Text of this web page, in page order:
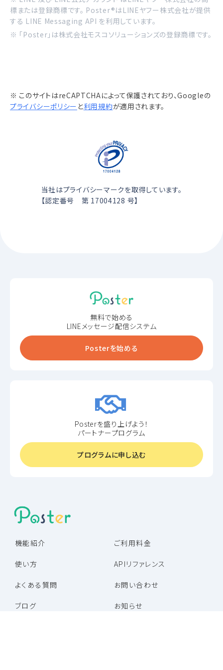
標または登録商標です。 Poster®はLINEヤフー株式会社が提供
する LINE Messaging API を利用しています。
※ 「Poster」は株式会社モスコソリューションズの登録商標です。
※ このサイトはreCAPTCHAによって保護されており、Googleの
プライバシーポリシー と利用規約が適用されます。
当社はプライバシーマークを取得しています。
【認定番号 第 17004128 号】
機能紹介
使い方
よくある質問
ブログ
ご利用料金
APIリファレンス
お問い合わせ
お知らせ
無料で始める
LINEメッセージ配信システム
Posterを始める
Posterを盛り上げよう！
パートナープログラム
プログラムに申し込む